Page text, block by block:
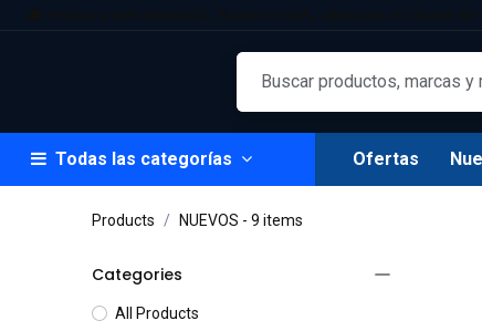
Todas las categorías Ofertas
Products NUEVOS - 9 items
Categories
All Products